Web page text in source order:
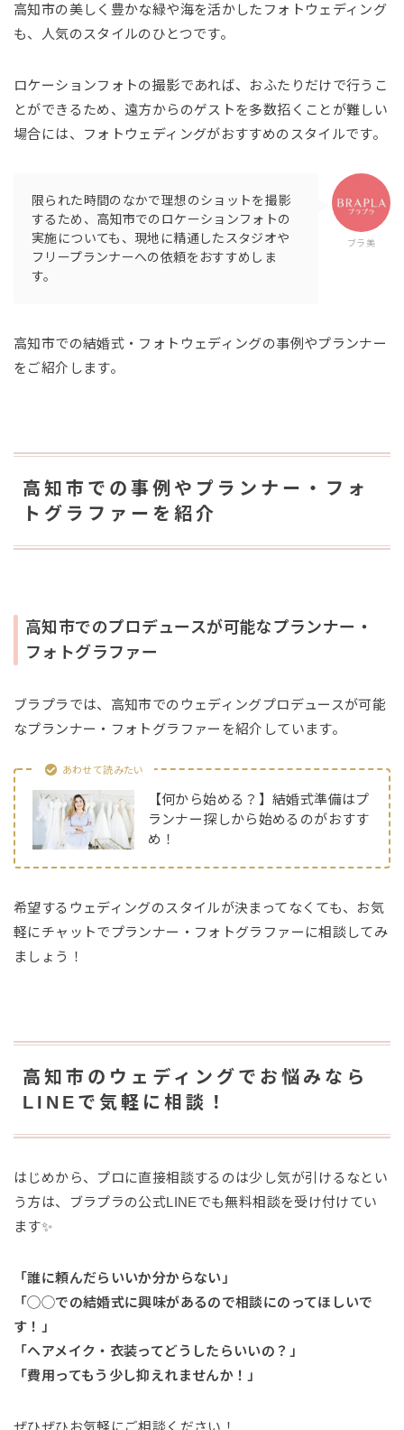
高知市の美しく豊かな緑や海を活かしたフォトウェディング
も、人気のスタイルのひとつです。
ロケーションフォトの撮影であれば、おふたりだけで行うこ
とができるため、遠方からのゲストを多数招くことが難しい
場合には、フォトウェディングがおすすめのスタイルです。
ブラ美
限られた時間のなかで理想のショットを撮影
するため、高知市でのロケーションフォトの
実施についても、現地に精通したスタジオや
フリープランナーへの依頼をおすすめしま
す。
高知市での結婚式・フォトウェディングの事例やプランナー
をご紹介します。
高知市での事例やプランナー・フォ
トグラファーを紹介
高知市でのプロデュースが可能なプランナー・
フォトグラファー
ブラプラでは、高知市でのウェディングプロデュースが可能
なプランナー・フォトグラファーを紹介しています。
あわせて読みたい
【何から始める？】結婚式準備はプ
ランナー探しから始めるのがおすす
め！
希望するウェディングのスタイルが決まってなくても、お気
軽にチャットでプランナー・フォトグラファーに相談してみ
ましょう！
高知市のウェディングでお悩みなら
LINEで気軽に相談！
はじめから、プロに直接相談するのは少し気が引けるなとい
う方は、ブラプラの公式LINEでも無料相談を受け付けてい
ます✨
「誰に頼んだらいいか分からない」
「◯◯での結婚式に興味があるので相談にのってほしいで
す！」
「ヘアメイク・衣装ってどうしたらいいの？」
「費用ってもう少し抑えれませんか！」
ぜひぜひお気軽にご相談ください！